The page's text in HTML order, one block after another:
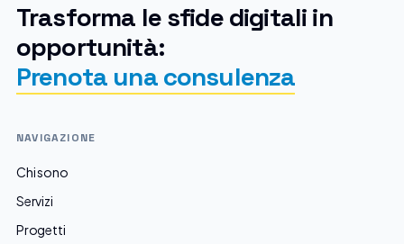
Trasforma le sfide digitali in
opportunità:
Prenota una consulenza
NAVIGAZIONE
Chi sono
Servizi
Progetti